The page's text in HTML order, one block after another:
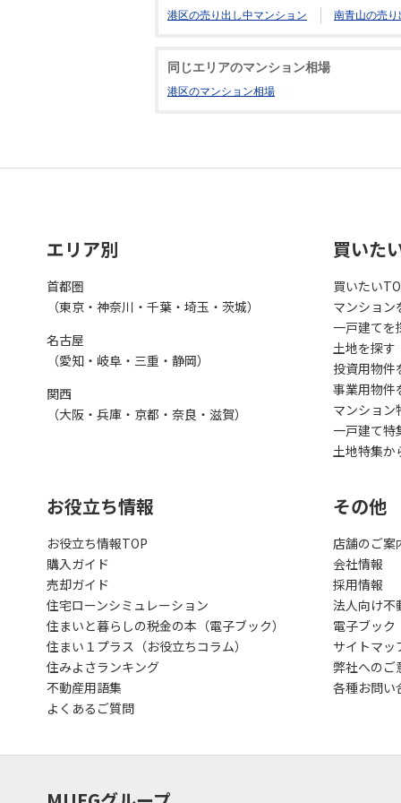
港区の売り出し中マンション 南青山の売
同じエリアのマンション相場
港区のマンション相場
エリア別
首都圏
（東京・神奈川・千葉・埼玉・茨城）
名古屋
（愛知・岐阜・三重・静岡）
関西
（大阪・兵庫・京都・奈良・滋賀）
買いた
買いたい
マンション
一戸建てを
土地を探す
投資用物件
事業用物件
マンション
一戸建て特
土地特集か
お役立ち情報
お役立ち情報TOP
購入ガイド
売却ガイド
住宅ローンシミュレーション
住まいと暮らしの税金の本（電子ブック）
住まい１プラス（お役立ちコラム）
住みよさランキング
不動産用語集
よくあるご質問
その他
店舗のご案
会社情報
採用情報
法人向け不
電子ブック
サイトマッ
弊社へのご
各種お問い